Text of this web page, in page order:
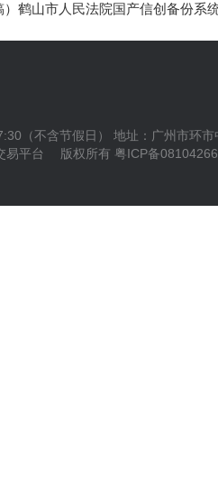
）鹤山市人民法院国产信创备份
（不含节假日） 地址：广州市环
易平台 版权所有 粤ICP备